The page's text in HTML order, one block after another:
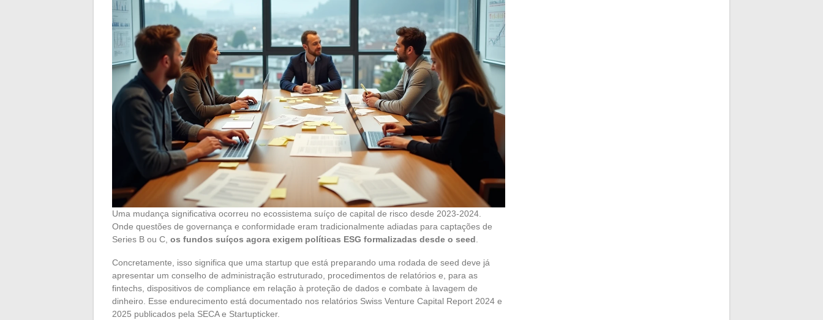
Uma mudança significativa ocorreu no ecossistema suíço de capital de risco desde 2023-2024.
Onde questões de governança e conformidade eram tradicionalmente adiadas para captações de
Series B ou C, os fundos suíços agora exigem políticas ESG formalizadas desde o seed.
Concretamente, isso significa que uma startup que está preparando uma rodada de seed deve já
apresentar um conselho de administração estruturado, procedimentos de relatórios e, para as
fintechs, dispositivos de compliance em relação à proteção de dados e combate à lavagem de
dinheiro. Esse endurecimento está documentado nos relatórios Swiss Venture Capital Report 2024 e
2025 publicados pela SECA e Startupticker.